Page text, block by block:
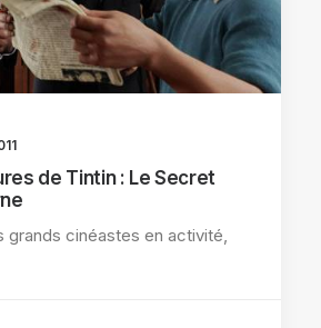
de Tintin : Le Secret
grands cinéastes en activité,